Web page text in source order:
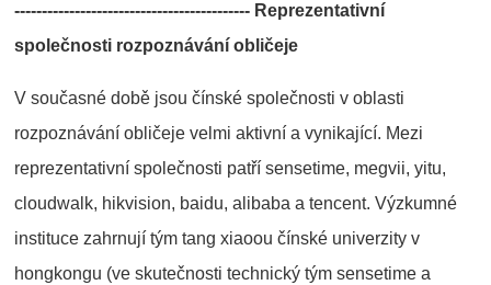
------------------------------------------- Reprezentativní
společnosti rozpoznávání obličeje
V současné době jsou čínské společnosti v oblasti
rozpoznávání obličeje velmi aktivní a vynikající. Mezi
reprezentativní společnosti patří sensetime, megvii, yitu,
cloudwalk, hikvision, baidu, alibaba a tencent. Výzkumné
instituce zahrnují tým tang xiaoou čínské univerzity v
hongkongu (ve skutečnosti technický tým sensetime a